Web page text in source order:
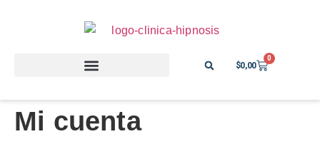
$0,00
0
Mi cuenta